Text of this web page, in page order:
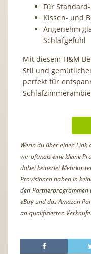
Für
Kissen- und
Angenehm
Schlafgefühl
Mit diesem H&M
Stil und
perfekt für
Wenn du über einen
wir oftmals eine kleine
dabei keinerlei
Provisionen haben in
den
eBay und das Amazon
an qualifizierten